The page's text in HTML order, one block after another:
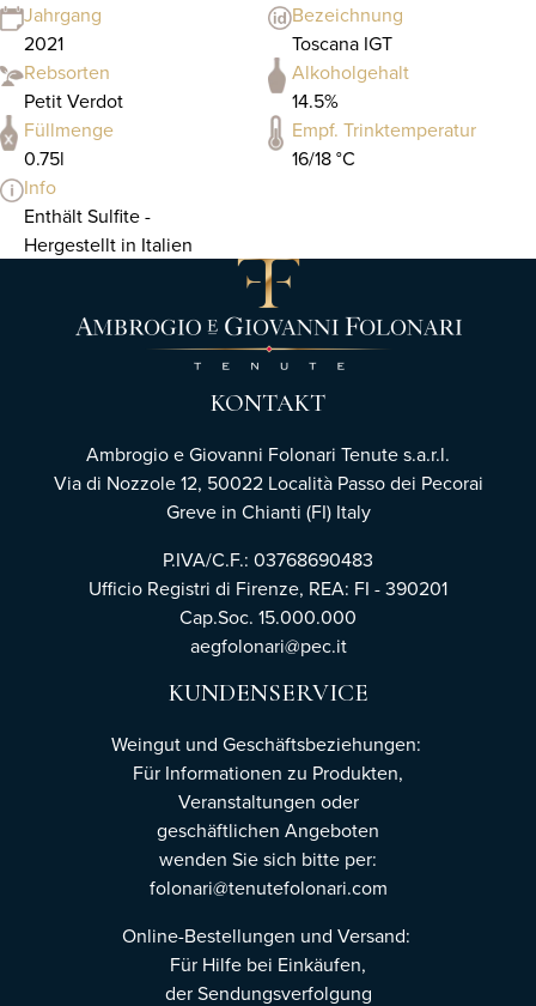
Jahrgang
2021
Bezeichnung
Toscana IGT
Rebsorten
Petit Verdot
Alkoholgehalt
14.5%
Füllmenge
0.75l
Empf. Trinktemperatur
16/18 °C
Info
Enthält Sulfite -
Hergestellt in Italien
KONTAKT
Ambrogio e Giovanni Folonari Tenute s.a.r.l.
Via di Nozzole 12, 50022 Località Passo dei Pecorai
Greve in Chianti (FI) Italy
P.IVA/C.F.: 03768690483
Ufficio Registri di Firenze, REA: FI - 390201
Cap.Soc. 15.000.000
aegfolonari@pec.it
KUNDENSERVICE
Weingut und Geschäftsbeziehungen:
Für Informationen zu Produkten,
Veranstaltungen oder
geschäftlichen Angeboten
wenden Sie sich bitte per:
folonari@tenutefolonari.com
Online-Bestellungen und Versand:
Für Hilfe bei Einkäufen,
der Sendungsverfolgung